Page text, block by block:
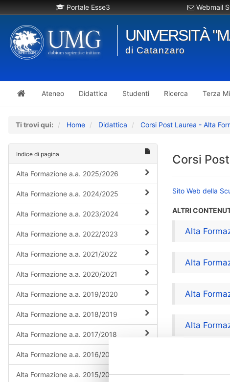
Portale Esse3 Webmail
UNIVERSITÀ
di Catanzaro
Ateneo Didattica Studenti Ricerca Terza
Ti trovi qui: Home Didattica Corsi Post Laurea - Alta
Indice di pagina
Alta Formazione a.a. 2025/2026
Alta Formazione a.a. 2024/2025
Alta Formazione a.a. 2023/2024
Alta Formazione a.a. 2022/2023
Alta Formazione a.a. 2021/2022
Alta Formazione a.a. 2020/2021
Alta Formazione a.a. 2019/2020
Alta Formazione a.a. 2018/2019
Alta Formazione a.a. 2017/2018
Alta Formazione a.a. 2016/2017
Alta Formazione a.a. 2015/2016
Corsi
Sito Web della
ALTRI
Alta
Alta
Alta
Alta